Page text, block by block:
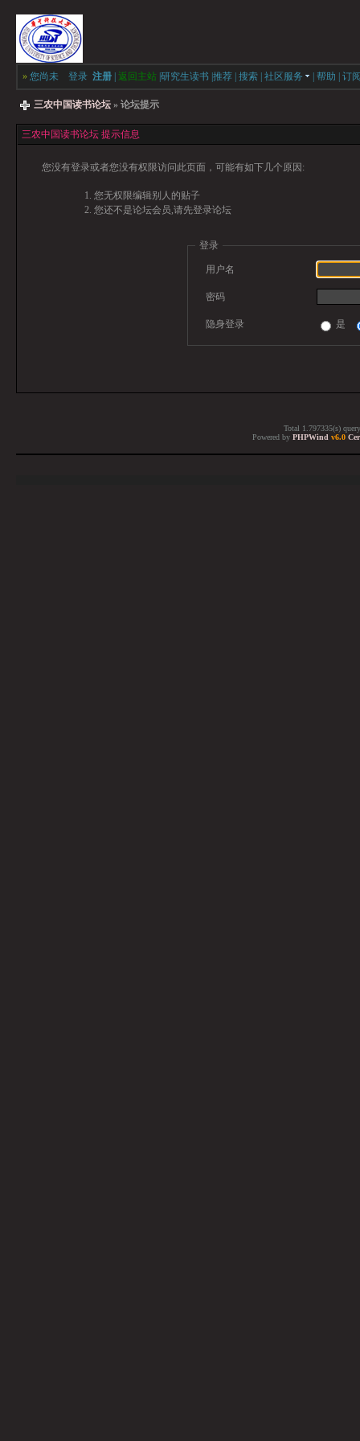
» 您尚未 登录 注册 返回主站 研究生读书 推荐 搜索 社区服务 帮助 订
三农中国读书论坛 » 论坛提示
三农中国读书论坛 提示信息
您没有登录或者您没有权限访问此页面，可能有如下几个原因:
您无权限编辑别人的贴子
您还不是论坛会员,请先登录论坛
登录
用户名
密码
隐身登录 是
Total 1.797335(s)
Powered by PHPWind v6.0